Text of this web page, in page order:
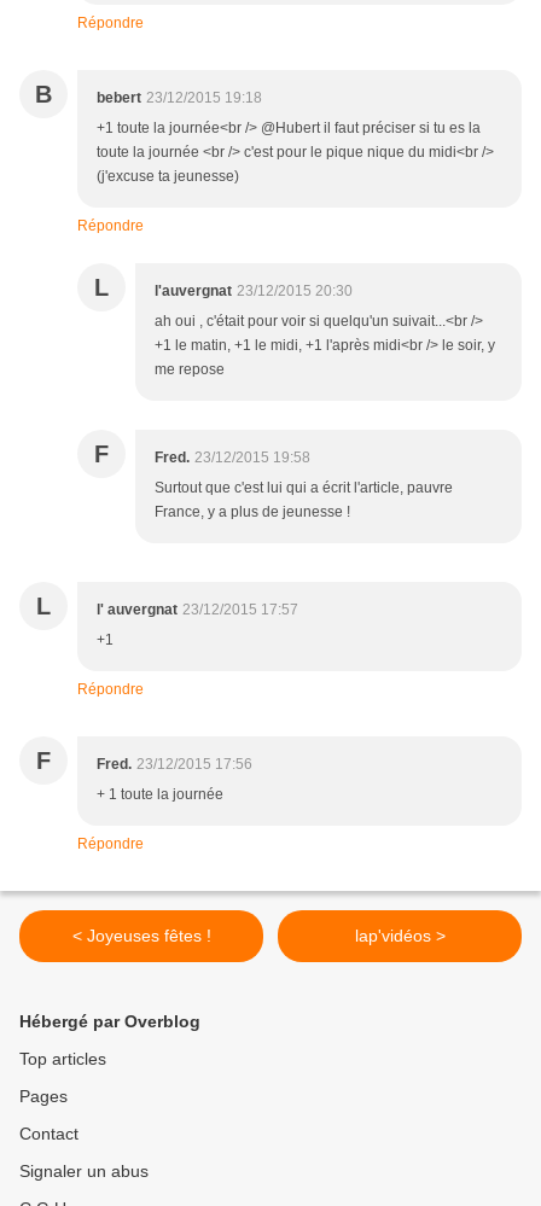
Répondre
B bebert 23/12/2015 19:18
+1 toute la journée<br /> @Hubert il faut préciser si tu es la
toute la journée <br /> c'est pour le pique nique du midi<br />
(j'excuse ta jeunesse)
Répondre
L l'auvergnat 23/12/2015 20:30
ah oui , c'était pour voir si quelqu'un suivait...<br />
+1 le matin, +1 le midi, +1 l'après midi<br /> le soir, y
me repose
F Fred. 23/12/2015 19:58
Surtout que c'est lui qui a écrit l'article, pauvre
France, y a plus de jeunesse !
L l' auvergnat 23/12/2015 17:57
+1
Répondre
F Fred. 23/12/2015 17:56
+ 1 toute la journée
Répondre
< Joyeuses fêtes ! lap'vidéos >
Hébergé par Overblog
Top articles
Pages
Contact
Signaler un abus